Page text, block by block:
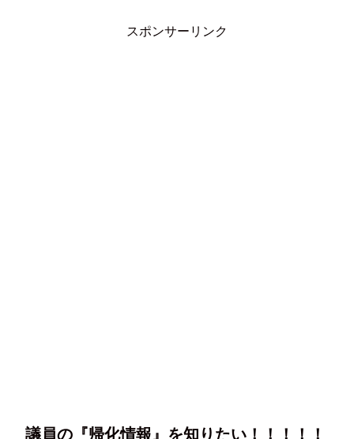
スポンサーリンク
議員の『帰化情報』を知りたい！！！！！